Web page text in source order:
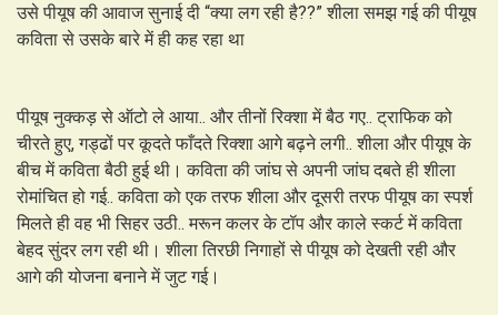
उसे पीयूष की आवाज सुनाई दी “क्या लग रही है??” शीला समझ गई की पीयूष
कविता से उसके बारे में ही कह रहा था
पीयूष नुक्कड़ से ऑटो ले आया.. और तीनों रिक्शा में बैठ गए.. ट्राफिक को
चीरते हुए, गड्ढों पर कूदते फाँदते रिक्शा आगे बढ़ने लगी.. शीला और पीयूष के
बीच में कविता बैठी हुई थी। कविता की जांघ से अपनी जांघ दबते ही शीला
रोमांचित हो गई.. कविता को एक तरफ शीला और दूसरी तरफ पीयूष का स्पर्श
मिलते ही वह भी सिहर उठी.. मरून कलर के टॉप और काले स्कर्ट में कविता
बेहद सुंदर लग रही थी। शीला तिरछी निगाहों से पीयूष को देखती रही और
आगे की योजना बनाने में जुट गई।